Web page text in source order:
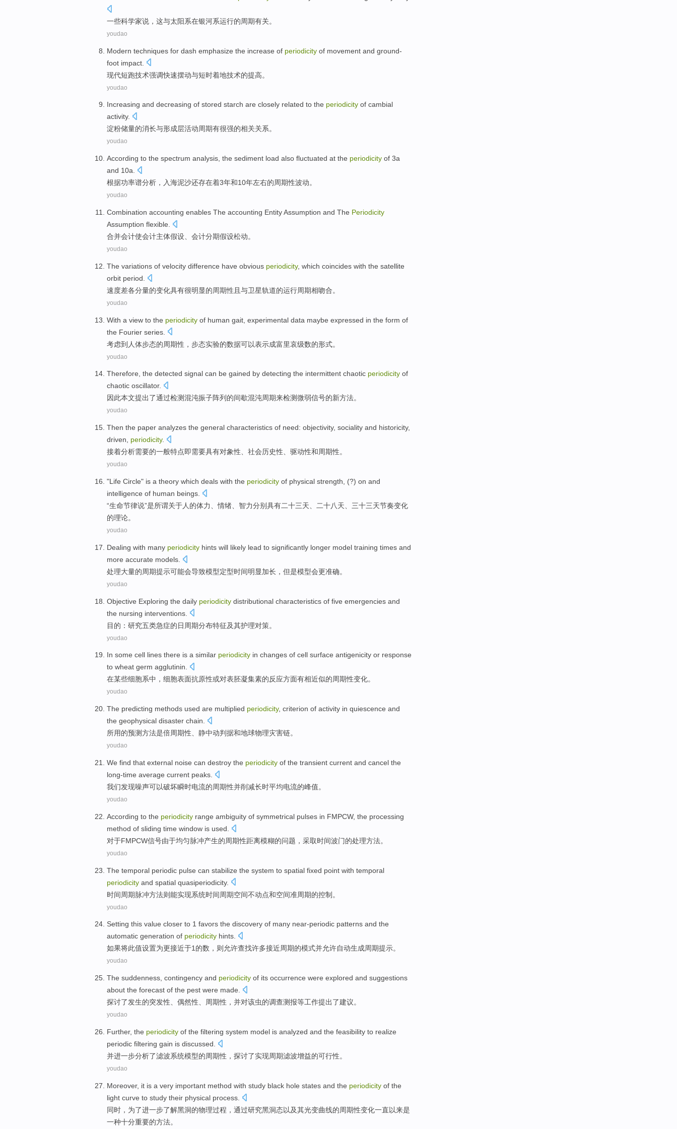
一些科学家说 ， 这与太阳系在银河系运行的周期有关。
youdao
Modern techniques for dash emphasize the increase of periodicity of movement and ground-
foot impact.
现代短跑技术强调快速摆动与短时着地技术的提高。
youdao
Increasing and decreasing of stored starch are closely related to the periodicity of cambial
activity.
淀粉储量的消长与形成层活动周期有很强的相关关系。
youdao
According to the spectrum analysis the sediment load also fluctuated at the periodicity of 3a
and 10a.
根据功率谱分析 ， 入海泥沙还存在着3年和10年左右的周期性波动。
youdao
Combination accounting enables The accounting EntityAssumption and The Periodicity
Assumption flexible
合并会计使会计主体假设 会计分期假设松动。
youdao
The variations of velocity difference have obvious periodicity, which coincides with the satellite
orbit period
速度差各分量的变化具有很明显的周期性 且 与卫星轨道的运行周期相吻合。
youdao
With a view to the periodicity of human gait experimental data maybe expressed in the form of
the Fourier series.
考虑到 人体步态的周期性 ，步态实验的数据可以表示成富里哀级数的形式。
youdao
Therefore, the detected signal can be gained by detecting the intermittent chaotic periodicity of
chaotic oscillator.
因此本文提出了通过检测混沌振子阵列 的间歇混沌周期来检测微弱信号的新方法。
youdao
Then the paper analyzes the general characteristics of need: objectivity, sociality and historicity,
driven
periodicity.
接着分析需要的一般特点即需要具有对象性 社会历史性 驱动性和周期性。
youdao
"Life Circle" is a theory which deals with the periodicity of physical strength , (?) on and
intelligence of human beings.
“生命节律说”是所谓关于人 的体力 、情绪、 智力分别具有二十三天、二十八天、三十三天节奏变化
的理论。
youdao
Dealing with many periodicity hints will likely lead to significantly longer model training times and
more accurate models
处理大量的周期提示可能会导致模型定型时间明显加长，但是模型会更准确。
youdao
Objective Exploring the daily periodicity distributional characteristics of five emergencies and
the nursing interventions
目的： 研究五类急症的日 周期分布特征及其护理对策。
youdao
In some cell lines there is a similar periodicity in changes of cell surface antigenicity or response
to wheat germ agglutinin.
在某些细胞系中 ， 细胞表面抗原性或对表胚凝集素的反应方面有相近似的周期性变化。
youdao
The predicting methods used are multiplied periodicity, criterion of activity in quiescence and
the geophysical disaster chain
所用的预测方法是倍周期性 、静中动判据和地球物理灾害链。
youdao
We find that external noise can destroy the periodicity of the transient current and cancel the
long-time average current peaks
我们发现噪声可以破坏瞬时电流的周期性并削减长时平均电流的峰值。
youdao
According to the periodicity range ambiguity of symmetrical pulses in FMPCW, the processing
method of sliding time window is used.
对于FMPCW信号由于均匀脉冲产生的周期性距离模糊的问题，采取时间波门的处理方法。
youdao
The temporal periodic pulse can stabilize the system to spatial fixed point with temporal
periodicity and spatial quasiperiodicity.
时间周期脉冲方法则能实现系统时间周期空间不动点和空间准周期的控制。
youdao
Setting this value closer to 1 favors the discovery of many near-periodic patterns and the
automatic generation of periodicity hints.
如果将此值设置为更接近于1的数，则允许查找许多接近周期的模式并允许自动生成周期提示。
youdao
The suddenness contingency and periodicity of its occurrence were explored and suggestions
about the forecast of the pest were made.
探讨了发生的突发性 偶然性 周期性 ， 并对该虫的调查测报等工作提出了建议。
youdao
Further, the periodicity of the filtering system model is analyzed and the feasibility to realize
periodic filtering gain is discussed
并进一步分析了滤波系统模型的周期性 ， 探讨了实现周期滤波增益的可行性。
youdao
Moreover, it is a very important method with study black hole states and the periodicity of the
light curve to study their physical process
同时 ，为了进一步了解黑洞的物理过程 ， 通过研究黑洞态以及其光变曲线的周期性变化一直以来是
一种十分重要的方法。